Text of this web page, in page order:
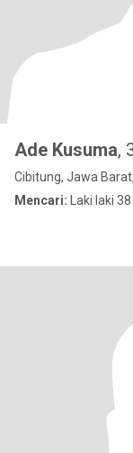
Ade Kusuma,
Cibitung, Jawa
Mencari: Laki laki